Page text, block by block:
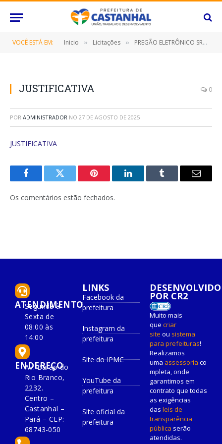
VOCÊ ESTÁ EM: Inicio » Licitações » PREGÃO ELETRÔNICO SRP Nº 041/2023 (CONTRATAÇÃO DE EMPRESA ESPECIALIZADA PARAFORNECIMENTO DE PEÇAS DE VESTUÁRIO (MALHARIA), DESTINADO A ATENDER AS NECESSIDADES DAS DIVERSAS SECRETARIAS/FUNDOS MUNICIPAIS, BEM COMO, O INSTITUTO DE PREVIDÊNCIA DESTE MUNICÍPIO DE CASTANHAL/PARÁ, POR UM PERÍODO DE 12 (DOZE) MESES)
JUSTIFICATIVA 0
POR ADMINISTRADOR NO 27 DE AGOSTO DE 2025
JUSTIFICATIVA
FacebookTwitter Pinterest O
Tumblr
E-
Os comentários estão fechados.
ATENDIMENTO
Segunda à
Sexta de
08:00 às
14:00
ENDEREÇO
Av. Barão do
Rio Branco,
2232.
Centro –
Castanhal –
Pará – CEP:
68743-050
LINKS
Facebook da
prefeitura
Instagram da
prefeitura
Site do IPMC
YouTube da
prefeitura
Site oficial da
prefeitura
DESENVOLVIDO
POR CR2
Muito mais
que criar
site ou sistema
para prefeituras!
Realizamos
uma assessoria co
mpleta, onde
garantimos em
contrato que todas
as exigências
das leis de
transparência
pública serão
atendidas.